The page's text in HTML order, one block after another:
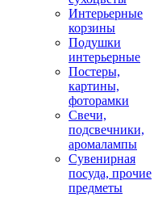
Интерьерные
корзины
Подушки
интерьерные
Постеры,
картины,
фоторамки
Свечи,
подсвечники,
аромалампы
Сувенирная
посуда, прочие
предметы